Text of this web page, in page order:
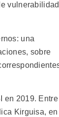
una
sobre
en 2019. Entre
Kirguisa, en